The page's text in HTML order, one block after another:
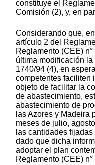
constituye el
Comisión (2), y, en
Considerando que,
artículo 2 del
Reglamento (CEE)
última modificación la
1740/94 (4), en
competentes faciliten
objeto de facilitar la
de abastecimiento,
abastecimiento de
las Azores y Madeira
meses de julio,
las cantidades
dado que dicha
adoptar el plan
Reglamento (CEE)